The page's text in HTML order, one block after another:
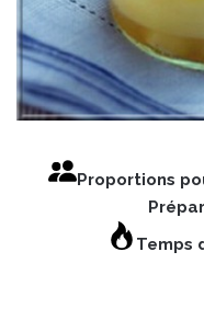
Proportions
Temps